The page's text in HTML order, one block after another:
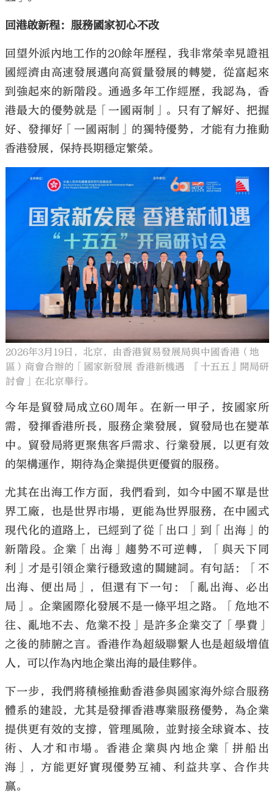
回港啟新程：服務國家初心不改
回望外派內地工作的20餘年歷程，我非常榮幸見證祖
國經濟由高速發展邁向高質量發展的轉變，從富起來
到強起來的新階段。通過多年工作經歷，我認為，香
港最大的優勢就是「一國兩制」。只有了解好、把握
好、發揮好「一國兩制」的獨特優勢，才能有力推動
香港發展，保持長期穩定繁榮。
2026年3月19日，北京，由香港貿易發展局與中國香港（地
區）商會合辦的「國家新發展 香港新機遇 『十五五』開局研
討會」在北京舉行。
今年是貿發局成立60周年。在新一甲子，按國家所
需，發揮香港所長，服務企業發展，貿發局也在變革
中。貿發局將更聚焦客戶需求、行業發展，以更有效
的架構運作，期待為企業提供更優質的服務。
尤其在出海工作方面，我們看到，如今中國不單是世
界工廠，也是世界市場，更能為世界服務，在中國式
現代化的道路上，已經到了從「出口」到「出海」的
新階段。企業「出海」趨勢不可逆轉，「與天下同
利」才是引領企業行穩致遠的關鍵詞。有句話：「不
出海、便出局」，但還有下一句：「亂出海、必出
局」。企業國際化發展不是一條平坦之路。「危地不
往、亂地不去、危業不投」是許多企業交了「學費」
之後的肺腑之言。香港作為超級聯繫人也是超級增值
人，可以作為內地企業出海的最佳夥伴。
下一步，我們將積極推動香港參與國家海外綜合服務
體系的建設，尤其是發揮香港專業服務優勢，為企業
提供更有效的支撐，管理風險，並對接全球資本、技
術、人才和市場。香港企業與內地企業「拼船出
海」，方能更好實現優勢互補、利益共享、合作共
贏。